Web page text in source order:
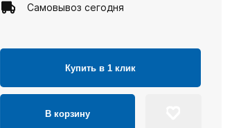
Самовывоз сегодня
Купить в 1 клик
В корзину